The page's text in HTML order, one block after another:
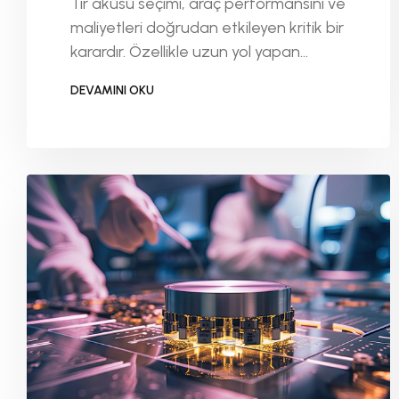
maliyetleri doğrudan etkileyen kritik bir
karardır. Özellikle uzun yol yapan
güvenlik açısından hayati önem taşır.
DEVAMINI OKU